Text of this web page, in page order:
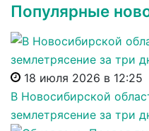
Популярные
18 июля 2026 в 12:25
В Новосибирской
землетрясение за три